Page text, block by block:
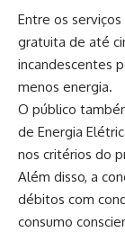
Entre os
gratuita de até
incandescentes
menos energia.
O público
de Energia
nos critérios do
Além disso, a
débitos com
consumo